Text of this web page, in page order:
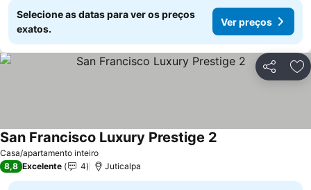
Selecione as datas para ver os preços
exatos.
Ver preços
Partilhar
Casa/apartamento inteiro
San Francisco Luxury Prestige 2
8,8 Excelente 4 Juticalpa